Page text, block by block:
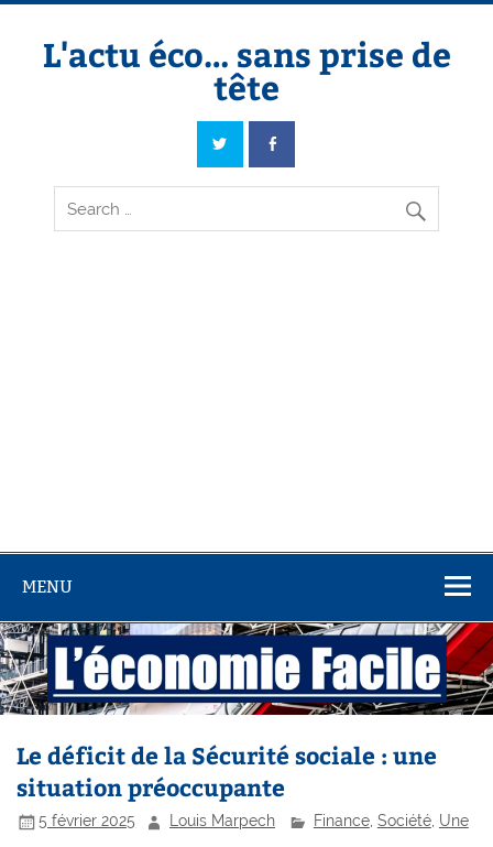
Skip
contentL'actu éco… sans prise de
tête
L'actu éco… sans prise de tête
MENU
Le déficit de la Sécurité sociale : une
situation préoccupante
5 février 2025 Louis Marpech Finance, Société, Une